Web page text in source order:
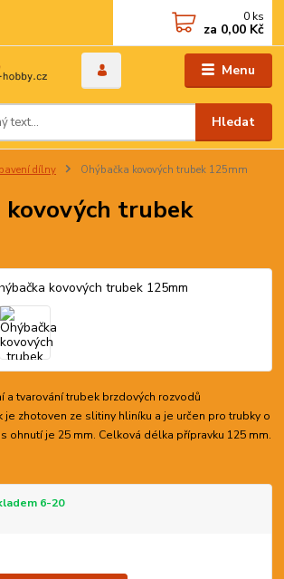
Menu
Hledat
0 ks
za 0,00 Kč
dílny Ohýbačka kovových trubek 125mm
kovových trubek
a tvarování trubek brzdových rozvodů
je zhotoven ze slitiny hliníku a je určen pro trubky o
ohnutí je 25 mm. Celková délka přípravku 125 mm.
6-20